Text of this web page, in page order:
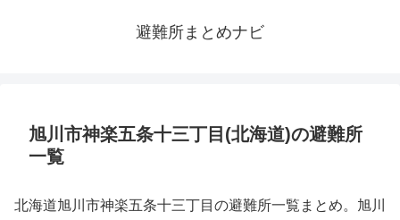
避難所まとめナビ
旭川市神楽五条十三丁目(北海道)の避難所
一覧
北海道旭川市神楽五条十三丁目の避難所一覧まとめ。旭川